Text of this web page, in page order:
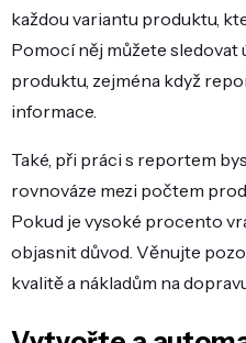
každou variantu produktu,
Pomocí něj můžete
produktu, zejména když
informace.
Také, při práci s reportem
rovnováze mezi počtem
Pokud je vysoké procento
objasnit důvod. Věnujte
kvalitě a nákladům na